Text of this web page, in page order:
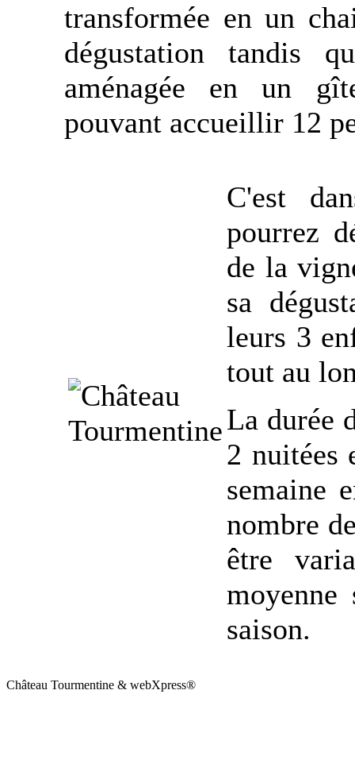
transformée en un
dégustation tandis
aménagée en un
pouvant accueillir 12
C'est
pourrez
de la
sa
leurs 3
tout au
La durée
2 nuitées
semaine
nombre
être
saison.
Château Tourmentine & webXpress®